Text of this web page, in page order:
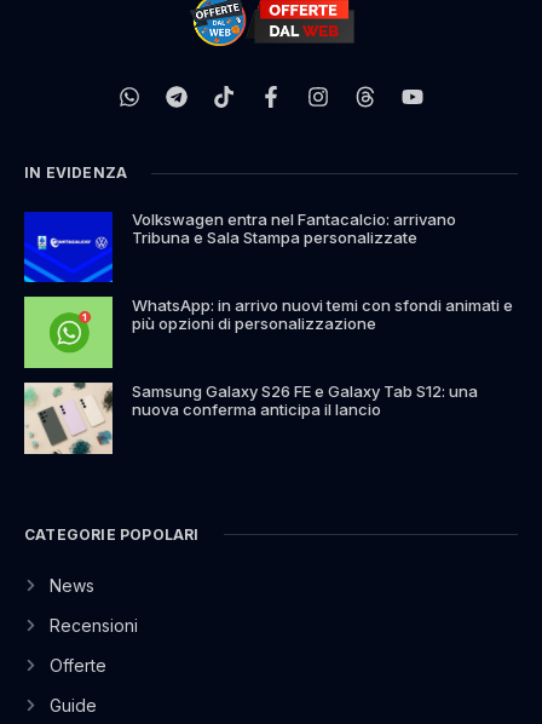
IN EVIDENZA
Volkswagen entra nel Fantacalcio: arrivano
Tribuna e Sala Stampa personalizzate
WhatsApp: in arrivo nuovi temi con sfondi animati e
più opzioni di personalizzazione
Samsung Galaxy S26 FE e Galaxy Tab S12: una
nuova conferma anticipa il lancio
CATEGORIE POPOLARI
News
Recensioni
Offerte
Guide